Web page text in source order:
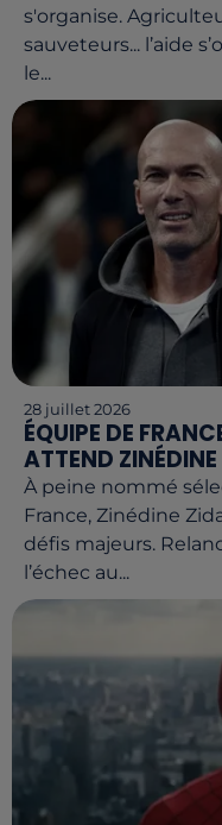
s'organise.
sauveteurs... l’aide
le...
28 juillet 2026
ÉQUIPE DE
ATTEND
À peine nommé
France, Zinédine
défis majeurs.
l’échec au...